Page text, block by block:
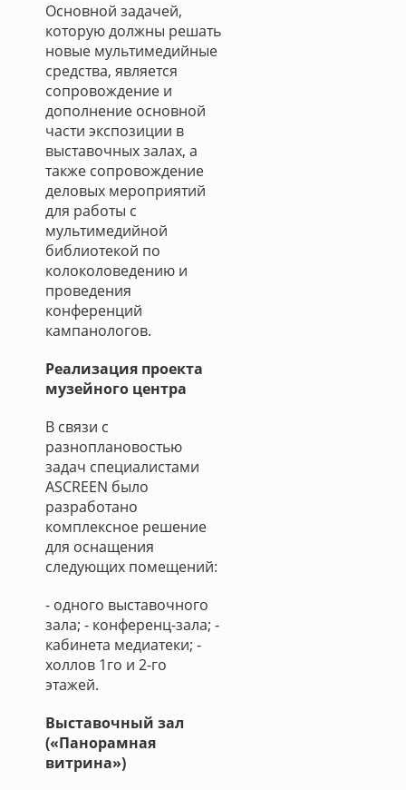
Основной задачей,
которую должны решать
новые мультимедийные
средства, является
сопровождение и
дополнение основной
части экспозиции в
выставочных залах, а
также сопровождение
деловых мероприятий
для работы с
мультимедийной
библиотекой по
колоколоведению и
проведения
конференций
кампанологов.
Реализация проекта
музейного центра
В связи с
разноплановостью
задач специалистами
ASCREEN было
разработано
комплексное решение
для оснащения
следующих помещений:
- одного выставочного
зала; - конференц-зала; -
кабинета медиатеки; -
холлов 1го и 2-го
этажей.
Выставочный зал
(«Панорамная
витрина»)